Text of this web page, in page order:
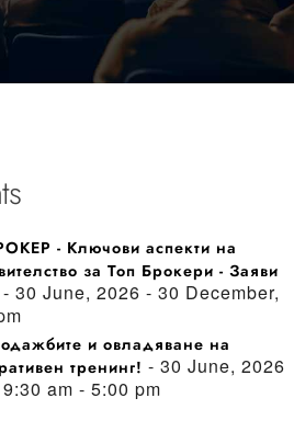
- Ключови аспекти на
за Топ Брокери - Заяви
- 30 June, 2026 - 30 December,
и овладяване на
тренинг! - 30 June, 2026
am - 5:00 pm